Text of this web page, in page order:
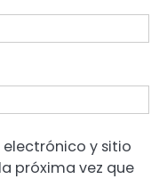
y sitio
próxima vez que